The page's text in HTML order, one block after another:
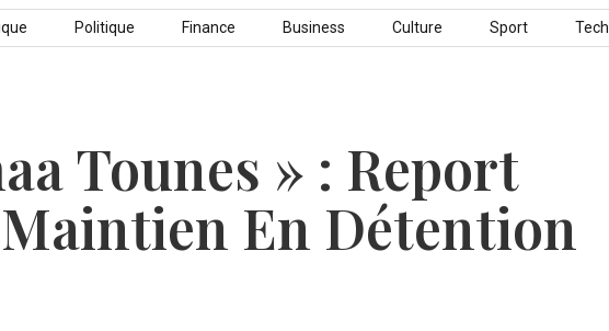
Politique Finance Business Culture Sport Tech
Tounes » : Report
En Détention